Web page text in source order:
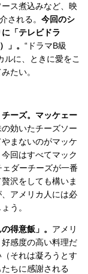
ース煮込みなど、映
される。 今回のシ
「テレビドラ
」。 “ドラマB級
ルに、ときに愛をこ
たい。
ーズ。マッケェー
効いたチーズソー
まないのがマッケ
回はすべてマック
ダーチーズが一番
沢をしても構いま
アメリカ人には必
う。
得意飯」。 アメリ
感度の高い料理だ
それは凝ろうとす
ちに感謝される